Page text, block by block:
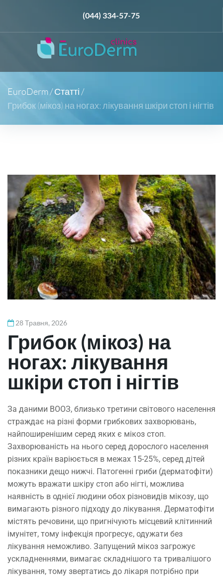
(044) 334-57-75
EuroDerm /Статті /
Грибок (мікоз) на ногах: лікування шкіри стоп і нігтів
28 Травня, 2026
Грибок (мікоз) на
ногах: лікування
шкіри стоп і нігтів
За даними ВООЗ, близько третини світового населення
страждає на різні форми грибкових захворювань,
найпоширенішим серед яких є мікоз стоп.
Захворюваність на нього серед дорослого населення
різних країн варіюється в межах 15-25%, серед дітей
показники дещо нижчі. Патогенні гриби (дерматофіти)
можуть вражати шкіру стоп або нігті, можлива
наявність в однієї людини обох різновидів мікозу, що
вимагають різного підходу до лікування. Дерматофіти
містять речовини, що пригнічують місцевий клітинний
імунітет, тому інфекція прогресує, одужати без
лікування неможливо. Запущений мікоз загрожує
ускладненнями, вимагає складнішого та тривалішого
лікування, тому звертатись до лікаря потрібно при